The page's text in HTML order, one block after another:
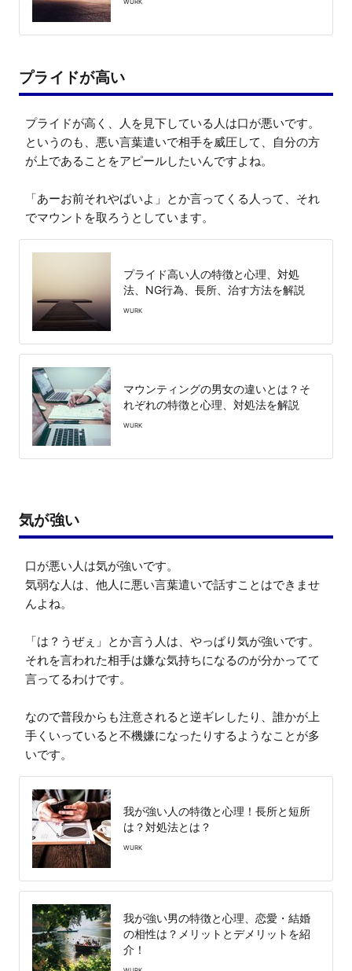
プライドが高い
プライドが高く、人を見下している人は口が悪いです。
というのも、悪い言葉遣いで相手を威圧して、自分の方
が上であることをアピールしたいんですよね。
「あーお前それやばいよ」とか言ってくる人って、それ
プライド高い人の特徴と心理、対処
法、NG行為、長所、治す方法を解説
WURK
マウンティングの男女の違いとは？そ
れぞれの特徴と心理、対処法を解説
WURK
気が強い
口が悪い人は気が強いです。
気弱な人は、他人に悪い言葉遣いで話すことはできませ
んよね。
「は？うぜぇ」とか言う人は、やっぱり気が強いです。
それを言われた相手は嫌な気持ちになるのが分かってて
言ってるわけです。
なので普段からも注意されると逆ギレしたり、誰かが上
手くいっていると不機嫌になったりするようなことが多
いです。
我が強い人の特徴と心理！長所と短所
は？対処法とは？
WURK
我が強い男の特徴と心理、恋愛・結婚
の相性は？メリットとデメリットを紹
介！